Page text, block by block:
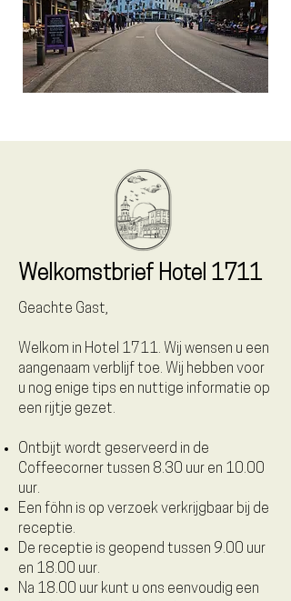
Welkomstbrief Hotel 1711
Geachte Gast,
Welkom in Hotel 1711. Wij wensen u een
aangenaam verblijf toe. Wij hebben voor
u nog enige tips en nuttige informatie op
een rijtje gezet.
Ontbijt wordt geserveerd in de
Coffeecorner tussen 8.30 uur en 10.00
uur.
Een föhn is op verzoek verkrijgbaar bij de
receptie.
De receptie is geopend tussen 9.00 uur
en 18.00 uur.
Na 18.00 uur kunt u ons eenvoudig een